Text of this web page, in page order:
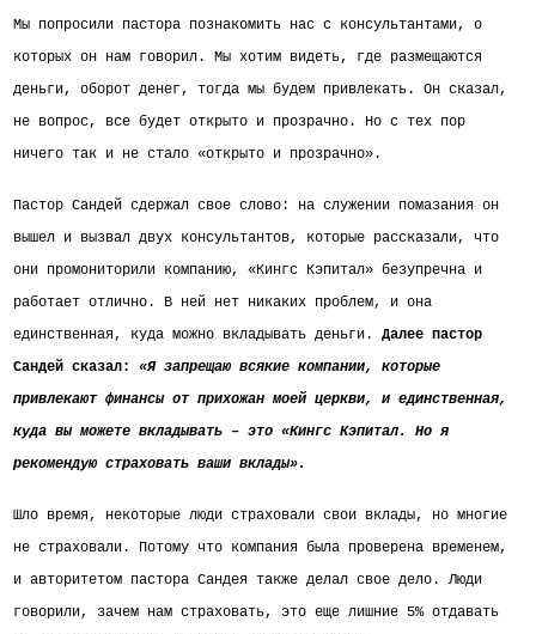
Мы попросили пастора познакомить нас с консультантами, о
которых он нам говорил. Мы хотим видеть,
где размещаются
деньги, оборот денег, тогда мы будем привлекать. Он сказал,
не вопрос, все будет открыто и прозрачно. Но с тех пор
ничего так и не стало «открыто и прозрачно».
Пастор Сандей сдержал свое слово: на служении помазания он
вышел и вызвал двух консультантов, которые рассказали, что
они промониторили компанию, «Кингс Кэпитал» безупречна и
работает отлично. В ней нет никаких проблем, и она
единственная, куда можно вкладывать деньги. Далее пастор
Сандей сказал:
«Я запрещаю всякие компании, которые
привлекают финансы от прихожан моей церкви, и единственная,
куда вы можете вкладывать – это «Кингс Кэпитал. Но я
рекомендую страховать ваши вклады».
Шло время, некоторые люди страховали свои вклады, но многие
не страховали. Потому что компания была проверена временем,
и авторитетом пастора Сандея также делал свое дело. Люди
говорили, зачем нам страховать, это еще лишние 5% отдавать